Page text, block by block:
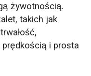
żywotnością.
takich jak
i prosta